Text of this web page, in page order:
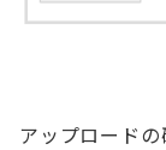
アップロード